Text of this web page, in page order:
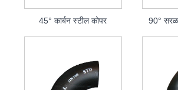
45° कार्बन स्टील कोपर 90°